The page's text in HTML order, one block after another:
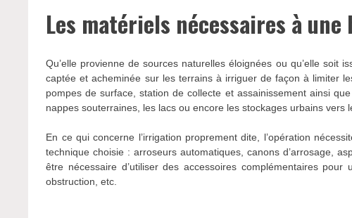
Les matériels nécessaires à
Qu’elle provienne de sources naturelles éloignées ou qu’elle soit
captée et acheminée sur les terrains à irriguer de façon à limiter
pompes de surface, station de collecte et assainissement ainsi
nappes souterraines, les lacs ou encore les stockages urbains vers
En ce qui concerne l’irrigation proprement dite, l’opération
technique choisie : arroseurs automatiques, canons d’arrosage,
être nécessaire d’utiliser des accessoires complémentaires
obstruction, etc.